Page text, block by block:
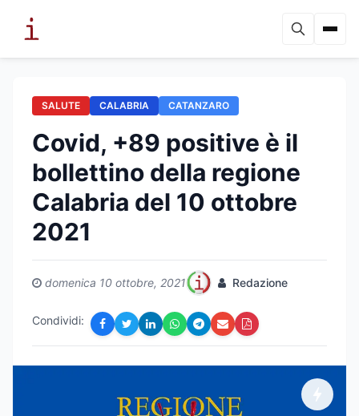
SALUTE CALABRIA CATANZARO
Covid, +89 positive è il
bollettino della regione
Calabria del 10 ottobre
2021
domenica 10 ottobre, 2021 Redazione
Condividi: